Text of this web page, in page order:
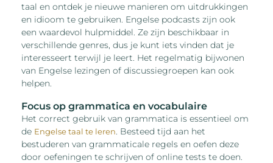
taal en ontdek je nieuwe manieren om uitdrukkingen
en idioom te gebruiken. Engelse podcasts zijn ook
een waardevol hulpmiddel. Ze zijn beschikbaar in
verschillende genres, dus je kunt iets vinden dat je
interesseert terwijl je leert. Het regelmatig bijwonen
van Engelse lezingen of discussiegroepen kan ook
helpen.
Focus op grammatica en vocabulaire
Het correct gebruik van grammatica is essentieel om
de Engelse taal te leren. Besteed tijd aan het
bestuderen van grammaticale regels en oefen deze
door oefeningen te schrijven of online tests te doen.